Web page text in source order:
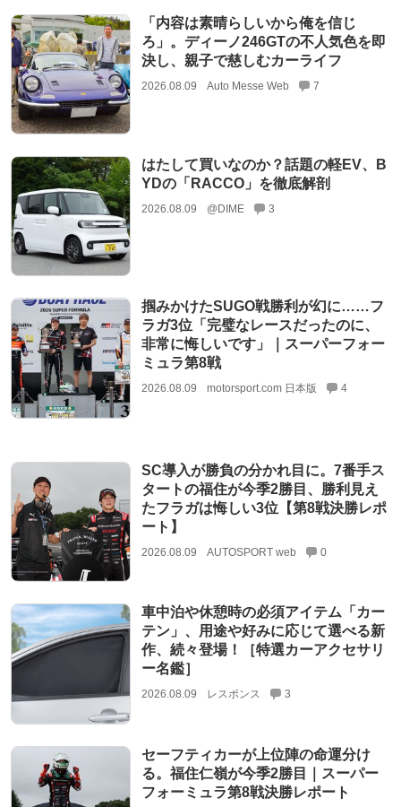
「内容は素晴らしいから俺を信じ
ろ」。ディーノ246GTの不人気色を即
決し、親子で慈しむカーライフ
2026.08.09 Auto Messe Web 7
はたして買いなのか？話題の軽EV、B
YDの「RACCO」を徹底解剖
2026.08.09 @DIME 3
掴みかけたSUGO戦勝利が幻に……フ
ラガ3位「完璧なレースだったのに、
非常に悔しいです」｜スーパーフォー
ミュラ第8戦
2026.08.09 motorsport.com 日本版 4
SC導入が勝負の分かれ目に。7番手ス
タートの福住が今季2勝目、勝利見え
たフラガは悔しい3位【第8戦決勝レポ
ート】
2026.08.09 AUTOSPORT web 0
車中泊や休憩時の必須アイテム「カー
テン」、用途や好みに応じて選べる新
作、続々登場！［特選カーアクセサリ
ー名鑑］
2026.08.09 レスポンス 3
セーフティカーが上位陣の命運分け
る。福住仁嶺が今季2勝目｜スーパー
フォーミュラ第8戦決勝レポート